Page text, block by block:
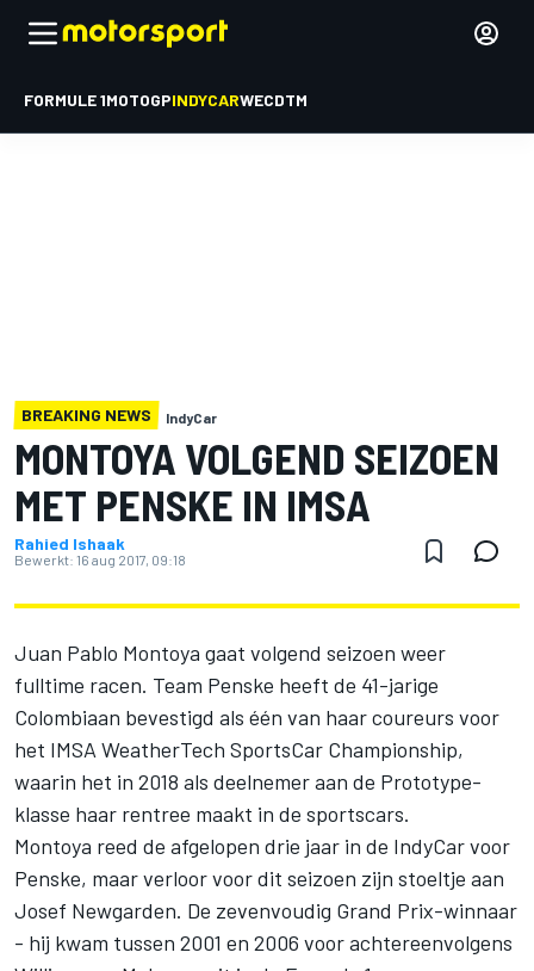
FORMULE 1MOTOGPINDYCARWECDTM
BREAKING NEWS IndyCar
MONTOYA VOLGEND SEIZOEN
MET PENSKE IN IMSA
Rahied Ishaak
Bewerkt: 16 aug 2017, 09:18
Juan Pablo Montoya gaat volgend seizoen weer
fulltime racen. Team Penske heeft de 41-jarige
Colombiaan bevestigd als één van haar coureurs voor
het IMSA WeatherTech SportsCar Championship,
waarin het in 2018 als deelnemer aan de Prototype-
klasse haar rentree maakt in de sportscars.
Montoya reed de afgelopen drie jaar in de IndyCar voor
Penske, maar verloor voor dit seizoen zijn stoeltje aan
Josef Newgarden. De zevenvoudig Grand Prix-winnaar
- hij kwam tussen 2001 en 2006 voor achtereenvolgens